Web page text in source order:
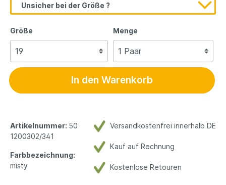
Unsicher bei der Größe ?
Größe Menge
In den Warenkorb
Versandkostenfrei innerhalb DE
Kauf auf Rechnung
Kostenlose Retouren
Artikelnummer: 50
1200302/341
Farbbezeichnung:
misty